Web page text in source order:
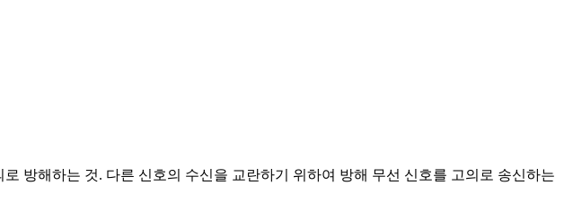
방해하는 것. 다른 신호의 수신을 교란하기 위하여 방해 무선 신호를 고의로 송신하는